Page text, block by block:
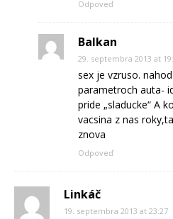
Odpoveď
Balkan
29. septembra 2013 at
sex je vzruso.
parametroch auta-
pride „sladucke“ A
vacsina z nas
znova
Odpoveď
Linkáč
19. septembra 2013 at 23:27